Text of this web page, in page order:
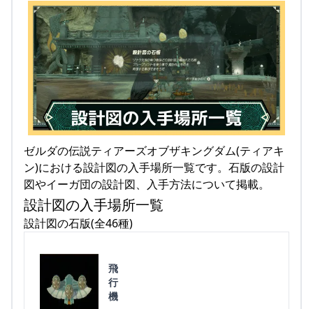
ゼルダの伝説ティアーズオブザキングダム(ティアキ
ン)における設計図の入手場所一覧です。石版の設計
図やイーガ団の設計図、入手方法について掲載。
設計図の入手場所一覧
設計図の石版(全46種)
飛
行
機